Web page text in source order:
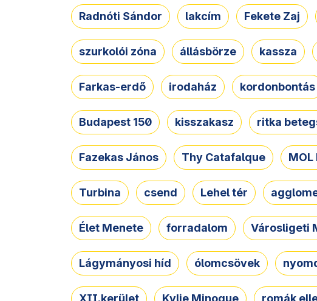
Radnóti Sándor lakcím Fekete Zaj
szurkolói zóna állásbörze kassza
Farkas-erdő irodaház kordonbontás
Budapest 150 kisszakasz ritka
Fazekas János Thy Catafalque MOL
Turbina csend Lehel tér
Élet Menete forradalom Városligeti
Lágymányosi híd ólomcsövek
XII.kerület Kylie Minogue romák